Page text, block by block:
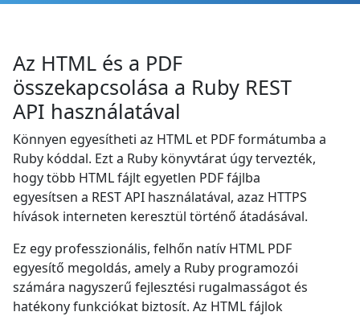
Az HTML és a PDF
összekapcsolása a Ruby REST
API használatával
Könnyen egyesítheti az HTML et PDF formátumba a
Ruby kóddal. Ezt a Ruby könyvtárat úgy tervezték,
hogy több HTML fájlt egyetlen PDF fájlba
egyesítsen a REST API használatával, azaz HTTPS
hívások interneten keresztül történő átadásával.
Ez egy professzionális, felhőn natív HTML PDF
egyesítő megoldás, amely a Ruby programozói
számára nagyszerű fejlesztési rugalmasságot és
hatékony funkciókat biztosít. Az HTML fájlok